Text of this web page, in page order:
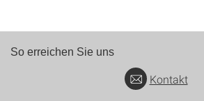
So erreichen Sie uns
Kontakt